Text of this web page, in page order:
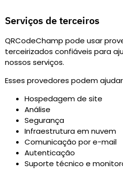
Serviços de terceiros
QRCodeChamp pode usar
terceirizados confiáveis para
nossos serviços.
Esses provedores podem
Hospedagem de site
Análise
Segurança
Infraestrutura em nuvem
Comunicação por e-mail
Autenticação
Suporte técnico e